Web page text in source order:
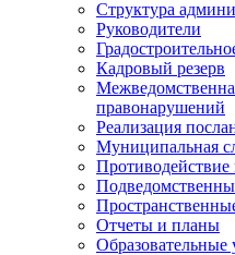
Структура
Руководители
Кадровый резерв
правонарушений
Реализация
Муниципальная
Противодействие
Отчеты и планы
Образовательные